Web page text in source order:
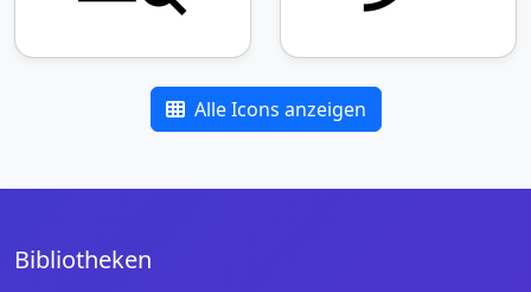
Alle Icons anzeigen
Bibliotheken